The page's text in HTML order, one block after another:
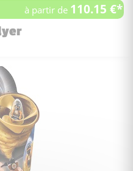
à partir de 110.15 €*
:
: